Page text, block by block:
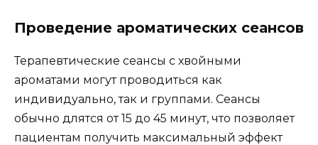
Проведение ароматических сеансов
Терапевтические сеансы с хвойными
ароматами могут проводиться как
индивидуально, так и группами. Сеансы
обычно длятся от 15 до 45 минут, что позволяет
пациентам получить максимальный эффект